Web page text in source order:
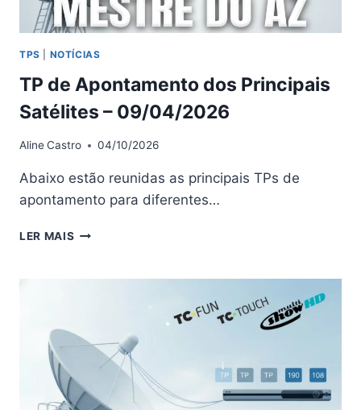
TPS NOTÍCIAS
TP de Apontamento dos Principais
Satélites – 09/04/2026
AlineCastro 04/10/2026
Abaixo estão reunidas as principais TPs de
apontamento para diferentes…
LER MAIS TP
DOS
–
09/04/2026